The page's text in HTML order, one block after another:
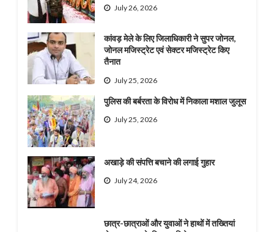
July 26, 2026
कांवड़ मेले के लिए जिलाधिकारी ने सुपर जोनल,
जोनल मजिस्ट्रेट एवं सेक्टर मजिस्ट्रेट किए
तैनात
July 25, 2026
पुलिस की बर्बरता के विरोध में निकाला मशाल जुलूस
July 25, 2026
अखाड़े की संपत्ति बचाने की लगाई गुहार
July 24, 2026
छात्र-छात्राओं और युवाओं ने हाथों में तख्तियां